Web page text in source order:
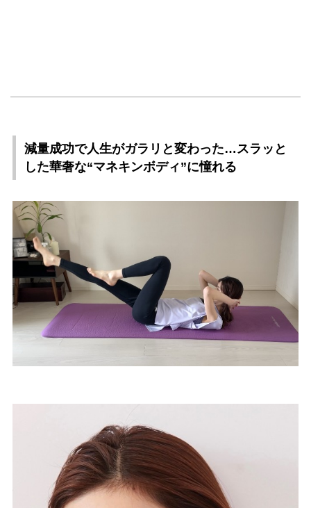
減量成功で人生がガラリと変わった…スラッと
した華奢な“マネキンボディ”に憧れる